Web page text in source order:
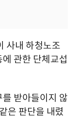
사내 하청노조
관한 단체교섭
받아들이지 않
은 판단을 내렸